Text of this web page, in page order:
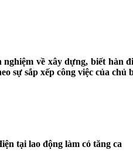
về xây dựng, biết hàn
sự sắp xếp công việc của chủ
tại lao động làm có tăng ca